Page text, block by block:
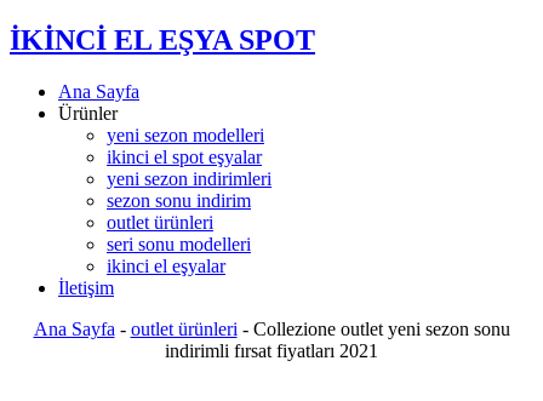
İKİNCİ EL EŞYA SPOT
Ana Sayfa
Ürünler
yeni sezon modelleri
ikinci el spot eşyalar
yeni sezon indirimleri
sezon sonu indirim
outlet ürünleri
seri sonu modelleri
ikinci el eşyalar
İletişim
Ana Sayfa - outlet ürünleri - Collezione outlet yeni sezon sonu
indirimli fırsat fiyatları 2021